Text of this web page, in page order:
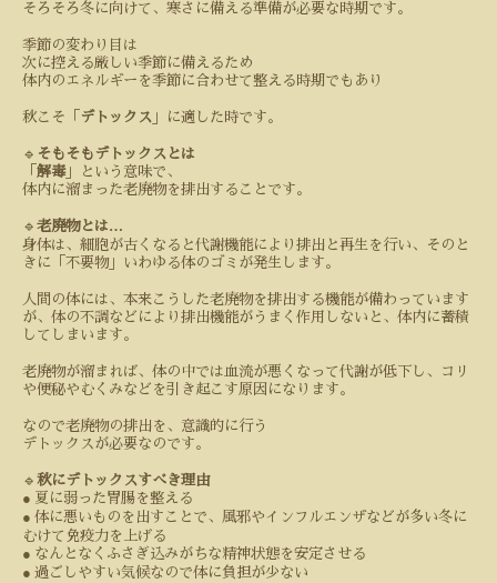
そろそろ冬に向けて、寒さに備える準備が必要な時期です。
季節の変わり目は
次に控える厳しい季節に備えるため
体内のエネルギーを季節に合わせて整える時期でもあり
秋こそ「 デトックス 」に適した時です。
🔹 そもそもデトックスとは
「 解毒」という意味で、
体内に溜まった老廃物を排出することです。
🔹 老廃物とは…
身体は、細胞が古くなると代謝機能により排出と再生を行い、そのと
きに「不要物」いわゆる体のゴミが発生します。
人間の体には、本来こうした老廃物を排出する機能が備わっています
が、体の不調などにより排出機能がうまく作用しないと、体内に蓄積
してしまいます。
老廃物が溜まれば、体の中では血流が悪くなって代謝が低下し、コリ
や便秘やむくみなどを引き起こす原因になります。
なので老廃物の排出を、意識的に行う
デトックスが必要なのです。
🔹 秋にデトックスすべき理由
● 夏に弱った胃腸を整える
● 体に悪いものを出すことで、風邪やインフルエンザなどが多い冬に
むけて免疫力を上げる
● なんとなくふさぎ込みがちな精神状態を安定させる
● 過ごしやすい気候なので体に負担が少ない